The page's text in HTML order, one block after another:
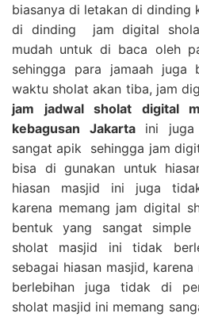
biasanya di letakan di dinding
di dinding jam digital
mudah untuk di baca oleh
sehingga para jamaah juga
waktu sholat akan tiba, jam
jam jadwal sholat digital
kebagusan Jakartaini juga
sangat apik sehingga jam
bisa di gunakan untuk
hiasan masjid ini juga
karena memang jam digital
bentuk yang sangat simple
sholat masjid ini tidak
sebagai hiasan masjid,
berlebihan juga tidak di
sholat masjid ini memang